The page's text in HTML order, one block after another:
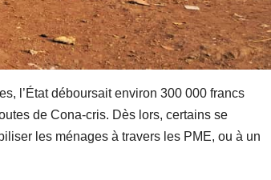
l’État déboursait environ 300 000 francs
de Cona-cris. Dès lors, certains se
les ménages à travers les PME, ou à un